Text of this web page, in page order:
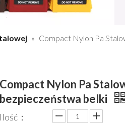
» Compact Nylon Pa
Compact Nylon Pa
bezpieczeństwa belki
Ilość：